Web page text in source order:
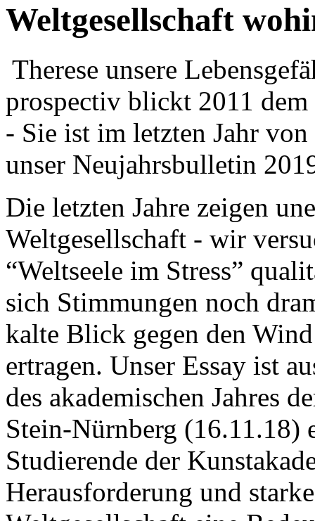
Weltgesellschaft
Therese unsere
prospectiv blickt 2011
- Sie ist im letzten Jahr
unser Neujahrsbulletin
Die letzten Jahre zeigen
Weltgesellschaft - wir
“Weltseele im Stress”
sich Stimmungen noch
kalte Blick gegen den
ertragen. Unser Essay ist
des akademischen Jahres
Stein-Nürnberg (16.11.18)
Studierende der
Herausforderung und